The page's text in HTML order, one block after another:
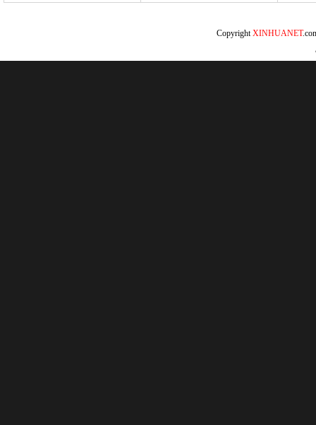
CopyrightXINHUANET